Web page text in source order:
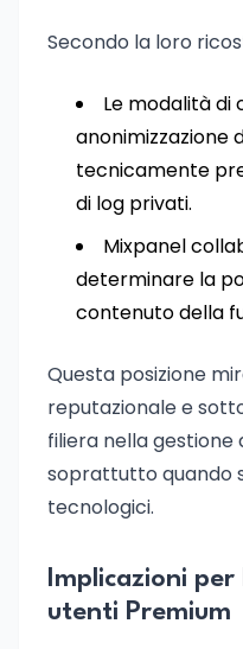
Secondo la loro
Le modalità di
anonimizzazione
tecnicamente
di log privati.
Mixpanel
determinare la
contenuto della
Questa posizione
reputazionale e
filiera nella gestione
soprattutto quando
tecnologici.
Implicazioni
utenti Premium